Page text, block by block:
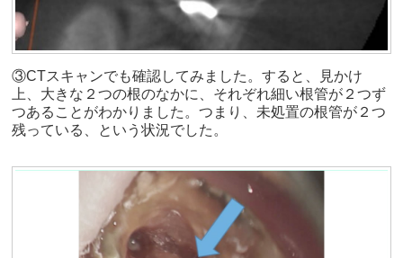
③CTスキャンでも確認してみました。すると、見かけ
上、大きな２つの根のなかに、それぞれ細い根管が２つず
つあることがわかりました。つまり、未処置の根管が２つ
残っている、という状況でした。